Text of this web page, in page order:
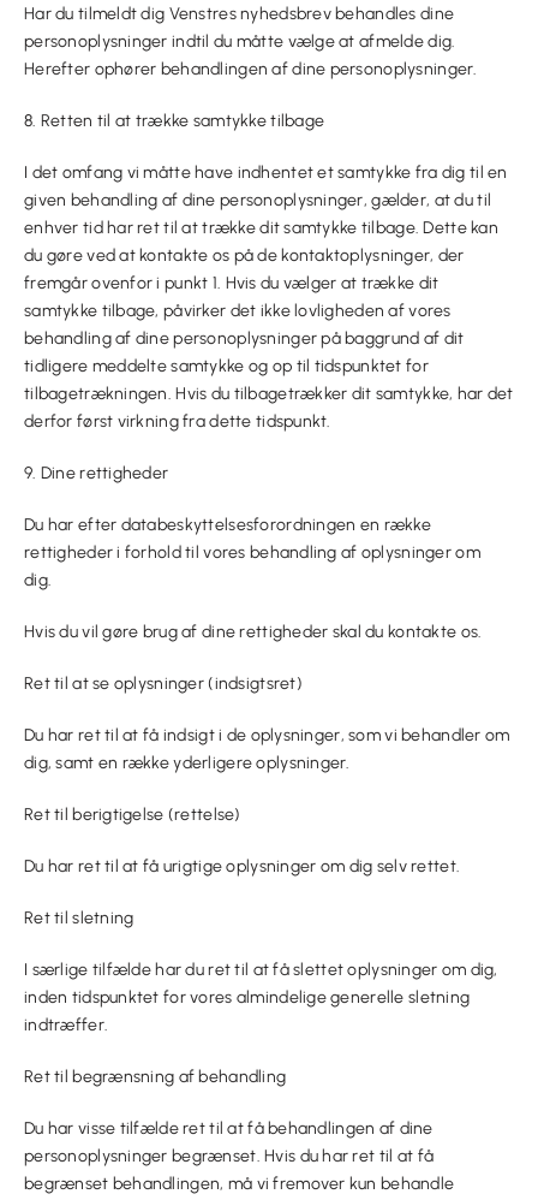
Har du tilmeldt dig Venstres nyhedsbrev behandles dine
personoplysninger indtil du måtte vælge at afmelde dig.
Herefter ophører behandlingen af dine personoplysninger.
8. Retten til at trække samtykke tilbage
I det omfang vi måtte have indhentet et samtykke fra dig til en
given behandling af dine personoplysninger, gælder, at du til
enhver tid har ret til at trække dit samtykke tilbage. Dette kan
du gøre ved at kontakte os på de kontaktoplysninger, der
fremgår ovenfor i punkt 1. Hvis du vælger at trække dit
samtykke tilbage, påvirker det ikke lovligheden af vores
behandling af dine personoplysninger på baggrund af dit
tidligere meddelte samtykke og op til tidspunktet for
tilbagetrækningen. Hvis du tilbagetrækker dit samtykke, har det
derfor først virkning fra dette tidspunkt.
9. Dine rettigheder
Du har efter databeskyttelsesforordningen en række
rettigheder i forhold til vores behandling af oplysninger om
dig.
Hvis du vil gøre brug af dine rettigheder skal du kontakte os.
Ret til at se oplysninger (indsigtsret)
Du har ret til at få indsigt i de oplysninger, som vi behandler om
dig, samt en række yderligere oplysninger.
Ret til berigtigelse (rettelse)
Du har ret til at få urigtige oplysninger om dig selv rettet.
Ret til sletning
I særlige tilfælde har du ret til at få slettet oplysninger om dig,
inden tidspunktet for vores almindelige generelle sletning
indtræffer.
Ret til begrænsning af behandling
Du har visse tilfælde ret til at få behandlingen af dine
personoplysninger begrænset. Hvis du har ret til at få
begrænset behandlingen, må vi fremover kun behandle